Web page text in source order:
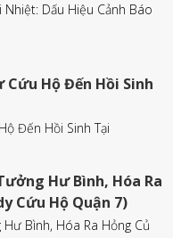
Dấu Hiệu Cảnh Báo
Hộ Đến Hồi Sinh
Đến Hồi Sinh Tại
Hư Bình, Hóa Ra
Cứu Hộ Quận 7)
Bình, Hóa Ra Hỏng Củ